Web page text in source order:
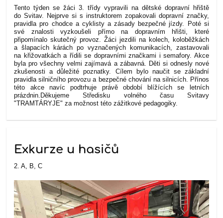
Tento týden se žáci 3. třídy vypravili na dětské dopravní hřiště
do Svitav. Nejprve si s instruktorem zopakovali dopravní značky,
pravidla pro chodce a cyklisty a zásady bezpečné jízdy. Poté si
své znalosti vyzkoušeli přímo na dopravním hřišti, které
připomínalo skutečný provoz. Žáci jezdili na kolech, koloběžkách
a šlapacích kárách po vyznačených komunikacích, zastavovali
na křižovatkách a řídili se dopravními značkami i semafory. Akce
byla pro všechny velmi zajímavá a zábavná. Děti si odnesly nové
zkušenosti a důležité poznatky. Cílem bylo naučit se základní
pravidla silničního provozu a bezpečné chování na silnicích. Přínos
této akce navíc podtrhuje právě období blížících se letních
prázdnin. Děkujeme Středisku volného času Svitavy
"TRAMTÁRYJE" za možnost této zážitkové pedagogiky.
Exkurze u hasičů
2. A, B, C